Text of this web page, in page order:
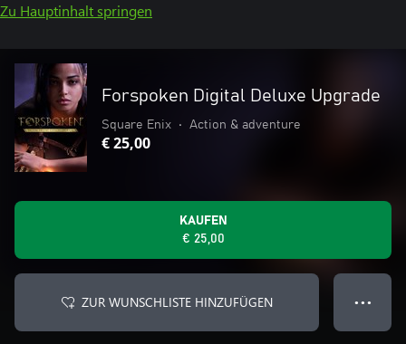
Zu Hauptinhalt springen
Forspoken Digital Deluxe Upgrade
Square Enix • Action & adventure
€ 25,00
KAUFEN
€ 25,00
ZUR WUNSCHLISTE HINZUFÜGEN ● ● ●